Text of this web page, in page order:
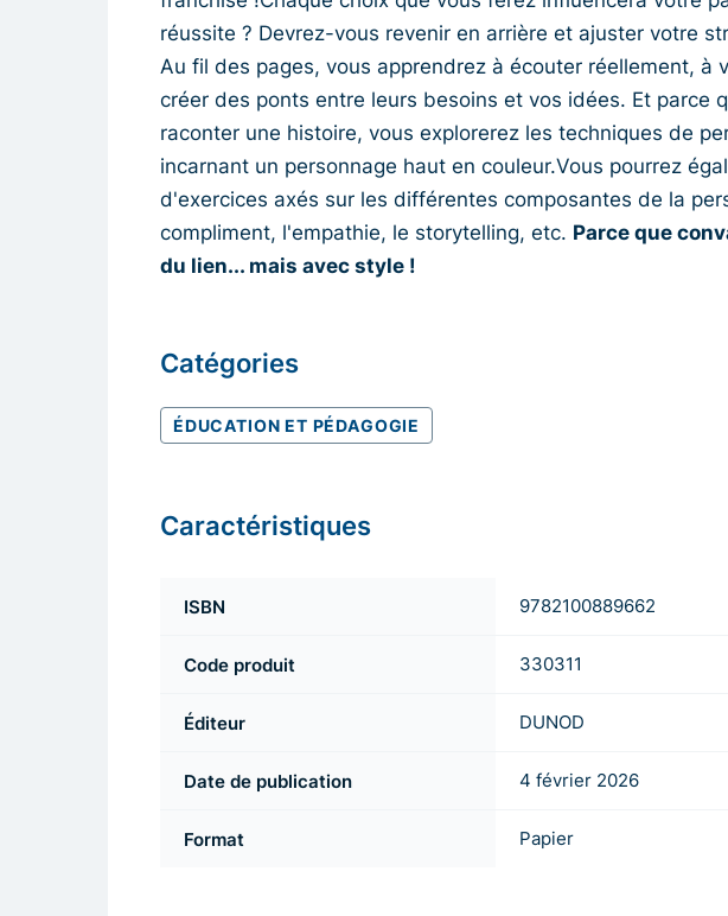
réussite ? Devrez-vous revenir en arrière et ajuster votre
Au fil des pages, vous apprendrez à écouter réellement, à
créer des ponts entre leurs besoins et vos idées. Et parce
raconter une histoire, vous explorerez les techniques de
incarnant un personnage haut en couleur.Vous pourrez
d'exercices axés sur les différentes composantes de la
compliment, l'empathie, le storytelling, etc. Parce que
du lien... mais avec style !
Catégories
ÉDUCATION ET PÉDAGOGIE
Caractéristiques
ISBN 9782100889662
Code produit 330311
Éditeur DUNOD
Date de publication 4 février 2026
Format Papier